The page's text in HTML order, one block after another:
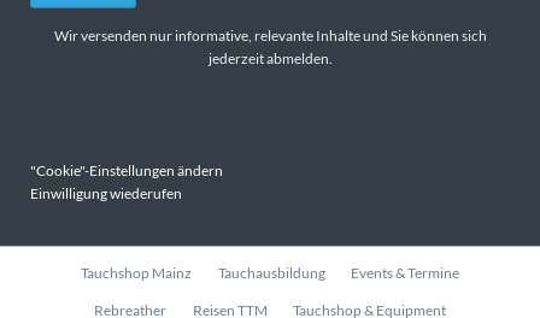
Wir versenden nur informative, relevante Inhalte und Sie können sich
jederzeit abmelden.
"Cookie"-Einstellungen ändern
Einwilligung wiederufen
Navigation
Tauchshop Mainz Tauchausbildung Events & Termine
Rebreather Reisen TTM Tauchshop & Equipment